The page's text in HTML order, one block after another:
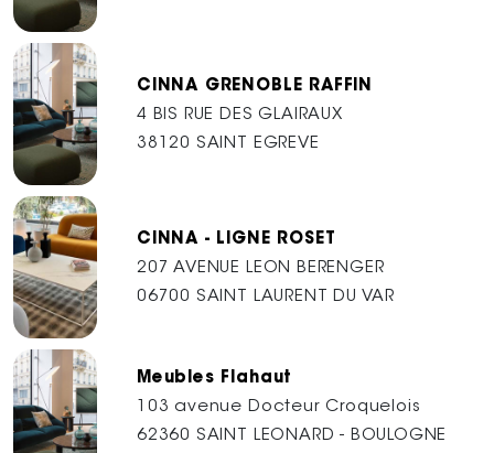
CINNA GRENOBLE RAFFIN
4 BIS RUE DES GLAIRAUX
38120 SAINT EGREVE
CINNA - LIGNE ROSET
207 AVENUE LEON BERENGER
06700 SAINT LAURENT DU VAR
Meubles Flahaut
103 avenue Docteur Croquelois
62360 SAINT LEONARD - BOULOGNE